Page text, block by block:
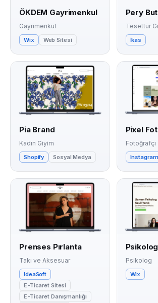
ÖKDEM Gayrimenkul
Gayrimenkul
Wix Web Sitesi
Pery
Tesettür
İkas
Pia Brand
Kadın Giyim
Shopify Sosyal Medya
Pixel
Fotoğrafçı
Instagram
Prenses Pırlanta
Takı ve Aksesuar
IdeaSoft
E-Ticaret Sitesi
E-Ticaret Danışmanlığı
Psikolog
Wix